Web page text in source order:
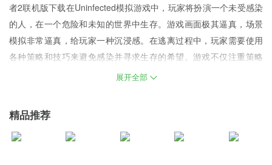
者2联机版下载在Uninfected模拟游戏中，玩家将扮演一个未受感染
的人，在一个危险和未知的世界中生存。游戏画面极其逼真，场景
模拟非常逼真，给玩家一种沉浸感。在逃离过程中，玩家需要使用
各种策略和技巧来避免感染并寻求生存的希望。游戏不仅注重策略
和生存技巧，还提供多种游戏选项，让玩家自由选择，体验不同的
未感染者2游戏下载安卓最新版介绍
展开全部
精品推荐